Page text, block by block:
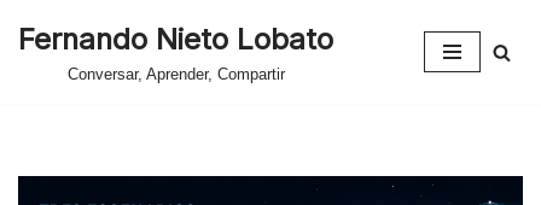
Fernando Nieto Lobato
Conversar, Aprender, Compartir